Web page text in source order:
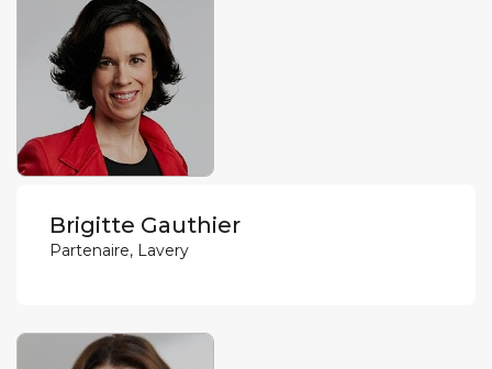
Brigitte Gauthier
Partenaire, Lavery